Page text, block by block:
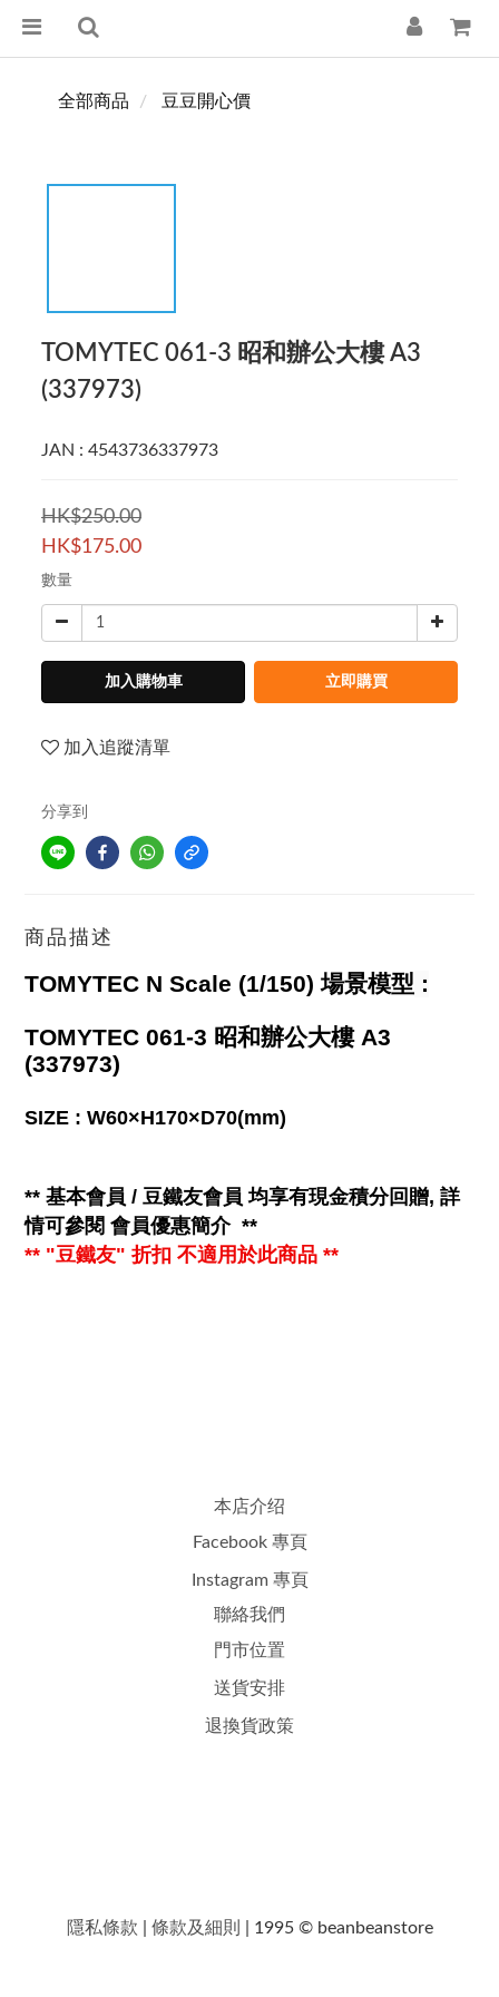
全部商品 豆豆開心價
TOMYTEC 061-3 昭和辦公大樓 A3
(337973)
JAN : 4543736337973
HK$250.00
HK$175.00
數量
加入購物車 立即購買
加入追蹤清單
分享到
商品描述
TOMYTEC N Scale (1/150)場景模型 :
TOMYTEC 061-3 昭和辦公大樓 A3
(337973)
SIZE : W60×H170×D70(mm)
** 基本會員 / 豆鐵友會員 均享有現金積分回贈, 詳
情可參閱 會員優惠簡介 **
** "豆鐵友" 折扣 不適用於此商品 **
本店介绍
Facebook 專頁
Instagram 專頁
聯絡我們
門市位置
送貨安排
退換貨政策
隱私條款 條款及細則 | 1995 © beanbeanstore